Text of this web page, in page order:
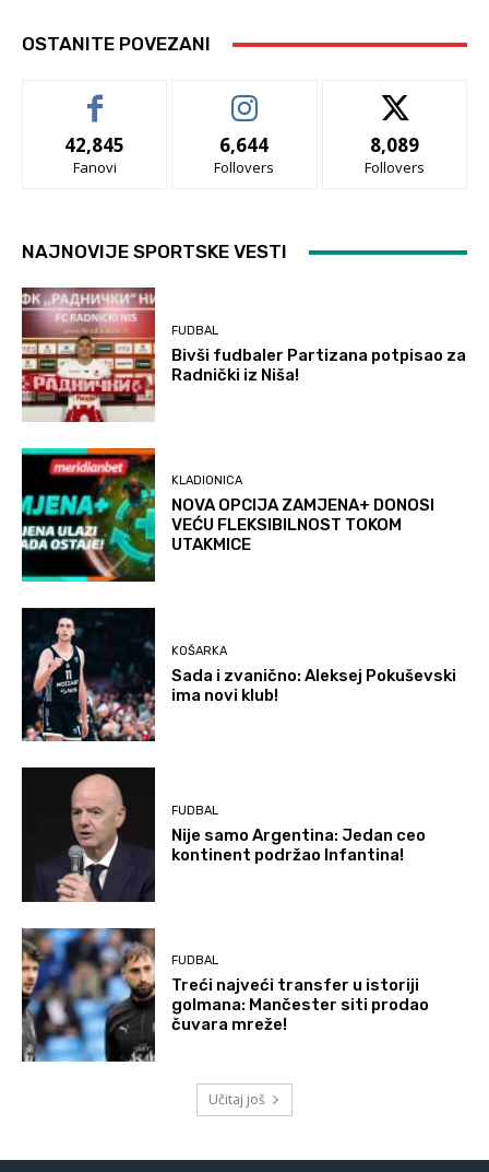
OSTANITE POVEZANI
42,845
Fanovi
6,644
Follovers
8,089
Follovers
NAJNOVIJE SPORTSKE VESTI
FUDBAL
Bivši fudbaler Partizana potpisao za
Radnički iz Niša!
KLADIONICA
NOVA OPCIJA ZAMJENA+ DONOSI
VEĆU FLEKSIBILNOST TOKOM
UTAKMICE
KOŠARKA
Sada i zvanično: Aleksej Pokuševski
ima novi klub!
FUDBAL
Nije samo Argentina: Jedan ceo
kontinent podržao Infantina!
FUDBAL
Treći najveći transfer u istoriji
golmana: Mančester siti prodao
čuvara mreže!
Učitaj još